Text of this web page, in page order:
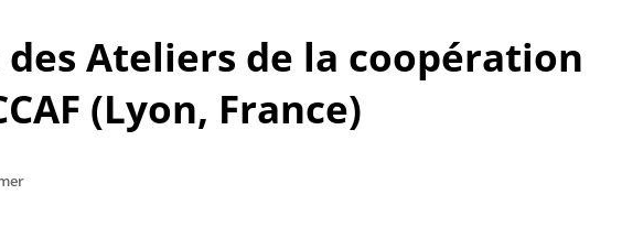
Ateliers de la coopération
(Lyon, France)